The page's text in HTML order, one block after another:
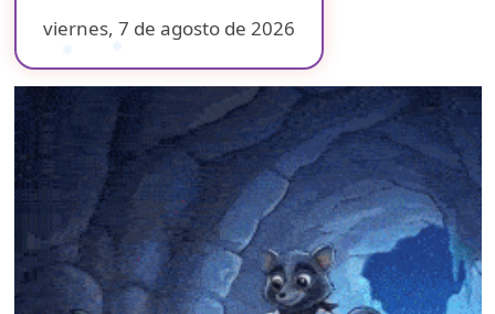
viernes, 7 de agosto de 2026
❄
❄
❄
❄
❄
❄
❄